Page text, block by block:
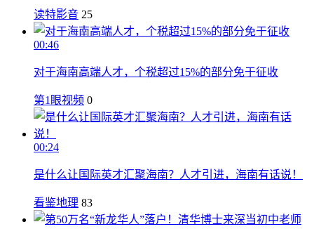
读特影音 25
00:46
对于海南高端人才，个税超过15%的部分免于征收
第1眼视频 0
00:24
是什么让国际英才汇聚海南？人才引进，海南有话说！
看鉴地理 83